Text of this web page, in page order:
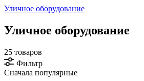
Уличное оборудование
Уличное оборудование
25 товаров
Фильтр
Сначала популярные